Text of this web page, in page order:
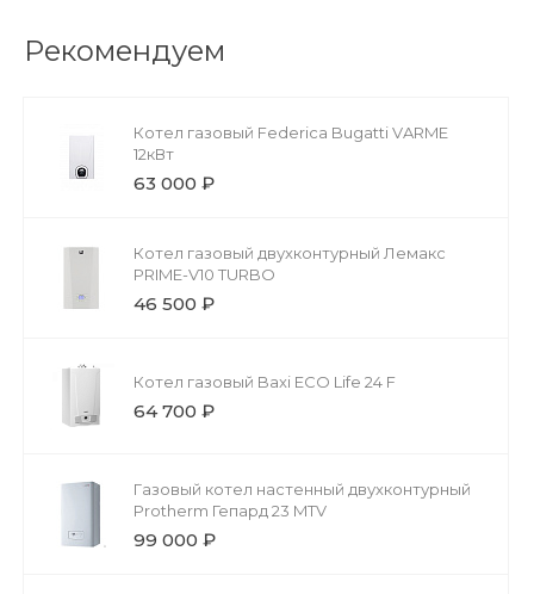
Рекомендуем
Котел газовый Federica Bugatti VARME
12кВт
63 000 ₽
Котел газовый двухконтурный Лемакс
PRIME-V10 TURBO
46 500 ₽
Котел газовый Baxi ECO Life 24 F
64 700 ₽
Газовый котел настенный двухконтурный
Protherm Гепард 23 MTV
99 000 ₽